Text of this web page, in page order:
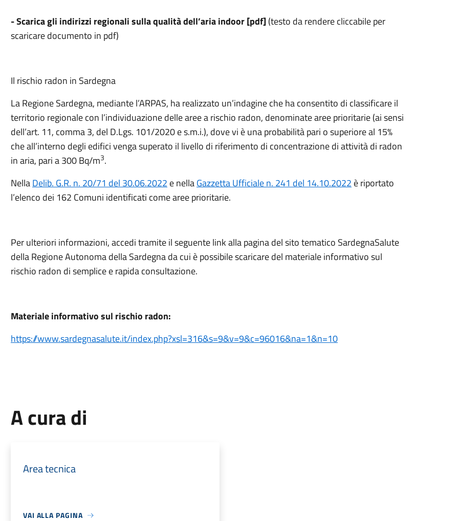
- Scarica gli indirizzi regionali sulla qualità dell’aria indoor [pdf](testo da rendere cliccabile per
scaricare documento in pdf)
Il rischio radon in Sardegna
La Regione Sardegna, mediante l’ARPAS, ha realizzato un’indagine che ha consentito di classificare il
territorio regionale con l’individuazione delle aree a rischio radon, denominate aree prioritarie(ai sensi
dell’art. 11, comma 3, del D.Lgs. 101/2020 e s.m.i.), dove vi è una probabilità pari o superiore al 15%
che all’interno degli edifici venga superato il livello di riferimento di concentrazione di attività di radon
in aria, pari a 300 Bq/m3.
NellaDelib. G.R. n. 20/71 del 30.06.2022 e nellaGazzetta Ufficiale n. 241 del 14.10.2022 è riportato
l’elenco dei 162 Comuni identificati come aree prioritarie.
Per ulteriori informazioni, accedi tramite il seguente link alla pagina del sito tematico SardegnaSalute
della Regione Autonoma della Sardegna da cui è possibile scaricare del materiale informativo sul
rischio radon di semplice e rapida consultazione.
Materiale informativo sul rischio radon:
https://www.sardegnasalute.it/index.php?xsl=316&s=9&v=9&c=96016&na=1&n=10
A cura di
Area tecnica
VAI ALLA PAGINA